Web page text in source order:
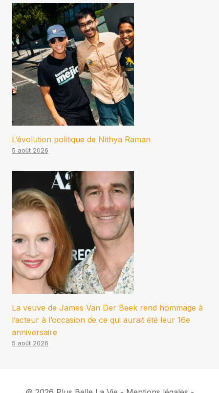
L’évolution politique de Nithya Raman
5 août 2026
La veuve de James Van Der Beek rend hommage à
l’acteur à l’occasion de ce qui aurait été leur 16e
anniversaire
5 août 2026